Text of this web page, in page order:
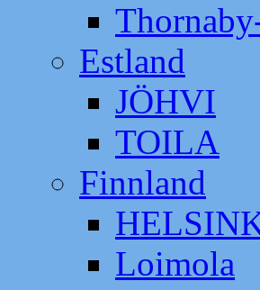
Estland
JÖHVI
TOILA
Finnland
Loimola